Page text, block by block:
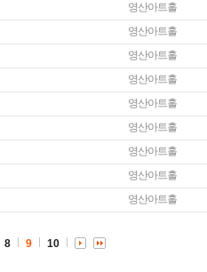
영산아트홀
영산아트홀
영산아트홀
영산아트홀
영산아트홀
영산아트홀
영산아트홀
영산아트홀
영산아트홀
8 9 10